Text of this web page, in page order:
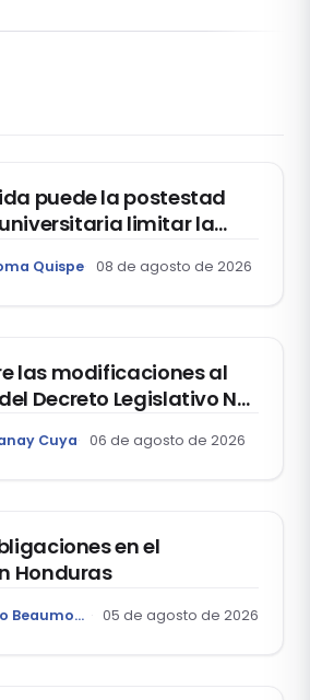
puede la postestad
limitar la
de los
Quispe 08 de agosto de 2026
las modificaciones al
Decreto Legislativo Nº
el Régimen de
Cuya 06 de agosto de 2026
en el
Honduras
Austin Ricardo Beaumont Rivera 05 de agosto de 2026